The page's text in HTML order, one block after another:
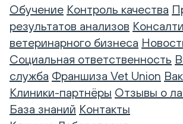
Обучение Контроль качества
результатов анализов
ветеринарного бизнеса
Социальная ответственность
служба Франшиза Vet Union
Клиники-партнёры Отзывы о
База знаний Контакты